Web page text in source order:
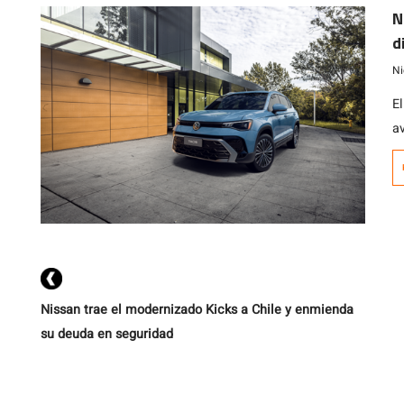
Nissan trae el modernizado Kicks a Chile y enmienda
su deuda en seguridad